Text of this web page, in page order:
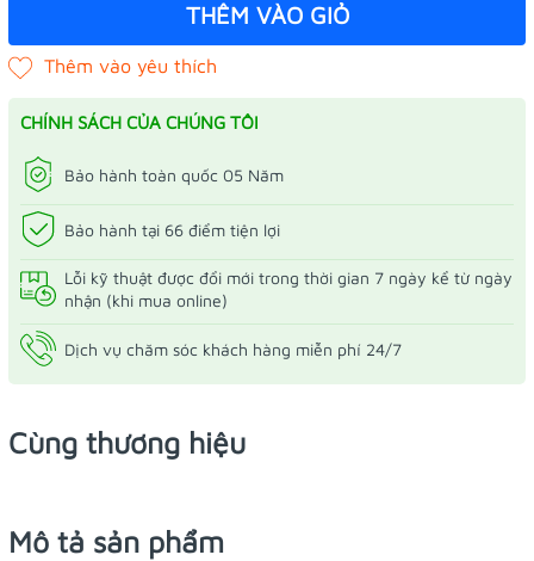
THÊM VÀO GIỎ
CHÍNH SÁCH CỦA CHÚNG TÔI
Bảo hành toàn quốc 05 Năm
Bảo hành tại 66 điểm tiện lợi
Lỗi kỹ thuật được đổi mới trong thời gian 7 ngày kể từ ngày
nhận (khi mua online)
Dịch vụ chăm sóc khách hàng miễn phí 24/7
Cùng thương hiệu
Mô tả sản phẩm